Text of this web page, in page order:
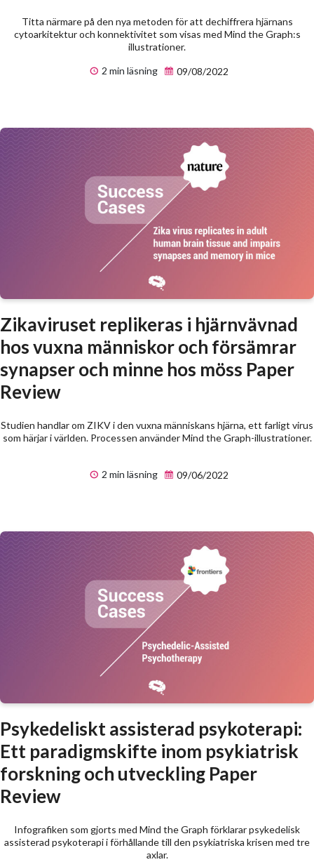
Titta närmare på den nya metoden för att dechiffrera hjärnans
cytoarkitektur och konnektivitet som visas med Mind the Graph:s
illustrationer.
2 min läsning
09/08/2022
Zikaviruset replikeras i hjärnvävnad
hos vuxna människor och försämrar
synapser och minne hos möss Paper
Review
Studien handlar om ZIKV i den vuxna människans hjärna, ett farligt virus
som härjar i världen. Processen använder Mind the Graph-illustrationer.
2 min läsning 09/06/2022
Psykedeliskt assisterad psykoterapi:
Ett paradigmskifte inom psykiatrisk
forskning och utveckling Paper
Review
Infografiken som gjorts med Mind the Graph förklarar psykedelisk
assisterad psykoterapi i förhållande till den psykiatriska krisen med tre
axlar.